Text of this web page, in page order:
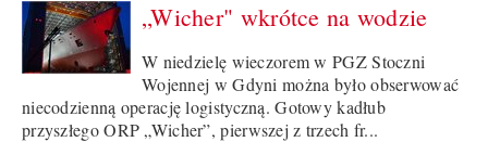
„Wicher" wkrótce na wodzie
W niedzielę wieczorem w PGZ Stoczni
Wojennej w Gdyni można było obserwować
niecodzienną operację logistyczną. Gotowy kadłub
przyszłego ORP „Wicher”, pierwszej z trzech fr...